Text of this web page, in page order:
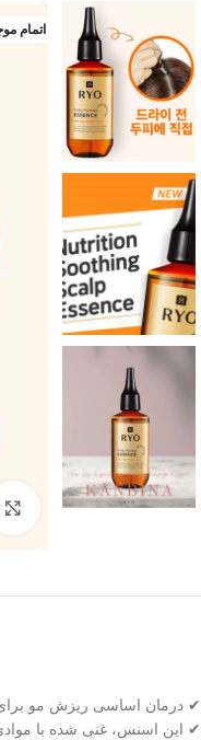
اتمام
✔ درمان اساسی ریزش مو
✔ این اسنس، غنی شده با